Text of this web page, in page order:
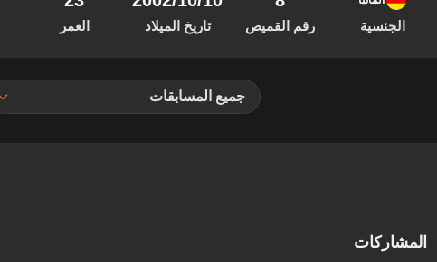
الجنسية رقم القميص تاريخ الميلاد العمر
جميع المسابقات
المشاركات